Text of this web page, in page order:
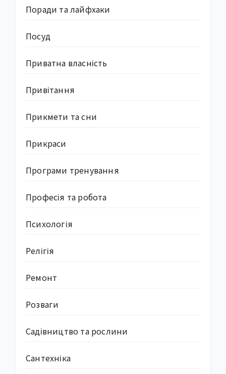
Поради та лайфхаки
Посуд
Приватна власність
Привітання
Прикмети та сни
Прикраси
Програми тренування
Професія та робота
Психологія
Релігія
Ремонт
Розваги
Садівництво та рослини
Сантехніка